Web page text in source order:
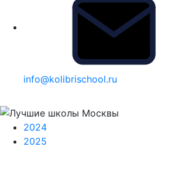
info@kolibrischool.ru
2024
2025